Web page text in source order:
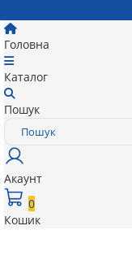
Головна
Каталог
Пошук
Акаунт
0
Кошик